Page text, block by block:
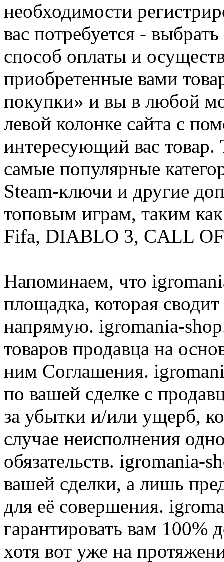
необходимости
вас потребуется -
способ оплаты и
приобретенные вами
покупки» и вы в любой
левой колонке сайта с
интересующий вас
самые популярные
Steam-ключи и другие
топовым играм, таким
Fifa, DIABLO 3, CALL
Напоминаем, что
площадка, которая
напрямую. igromania-
товаров продавца на
ним Соглашения.
по вашей сделке с
за убытки и/или ущерб,
случае неисполнения
обязательств. igromania-
вашей сделки, а лишь
для её совершения.
гарантировать вам 100%
хотя вот уже на